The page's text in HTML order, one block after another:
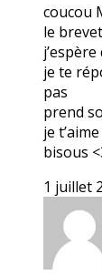
coucou
le brevet
je te
pas
prend
je
bisous
1 juillet